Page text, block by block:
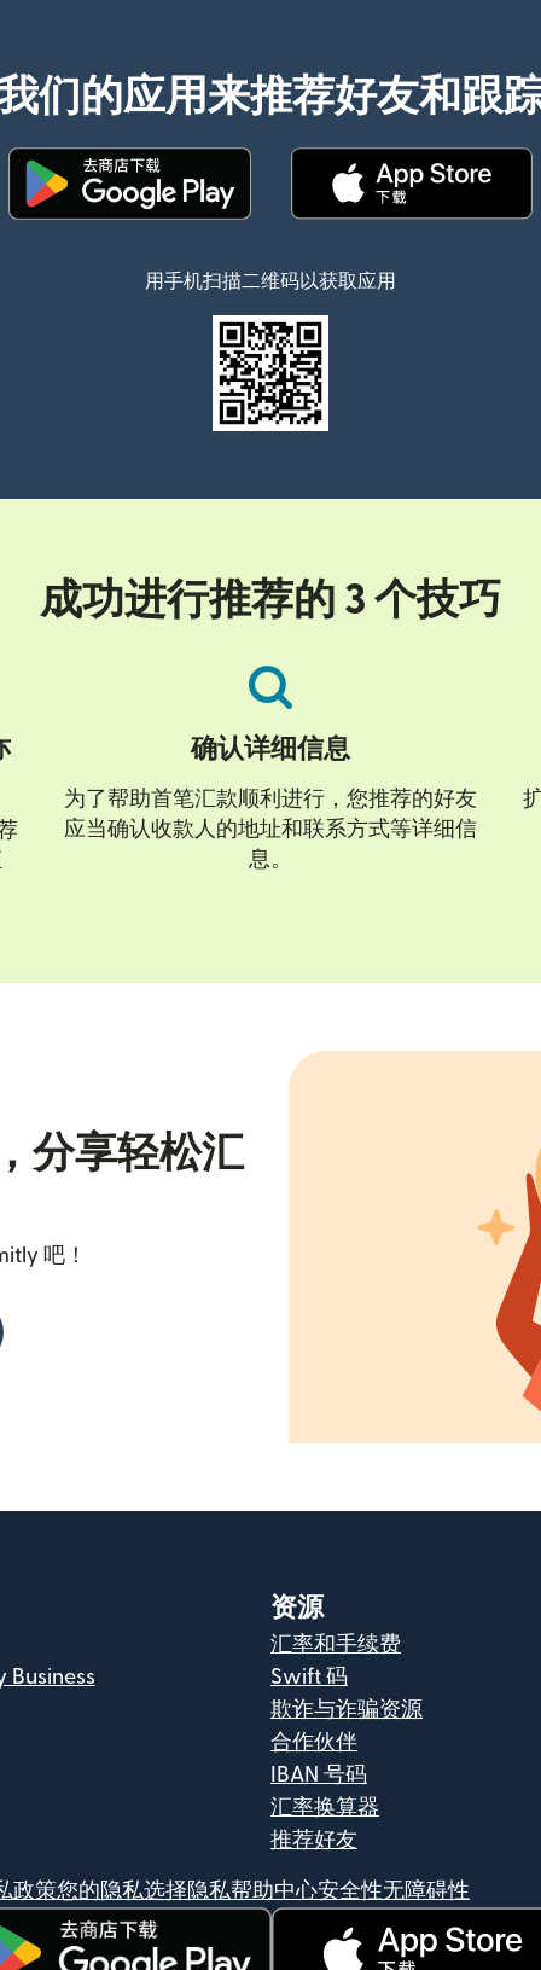
们的应用来推荐好友和跟
用手机扫描二维码以获取应用
成功进行推荐的 3 个技巧
确认详细信息
为了帮助首笔汇款顺利进行，您推荐的好友
应当确认收款人的地址和联系方式等详细信
息。
分享轻松汇
吧！
Business
资源
汇率和手续费
Swift 码
欺诈与诈骗资源
合作伙伴
IBAN 号码
汇率换算器
推荐好友
政策您的隐私选择 隐私帮助中心安全性无障碍性